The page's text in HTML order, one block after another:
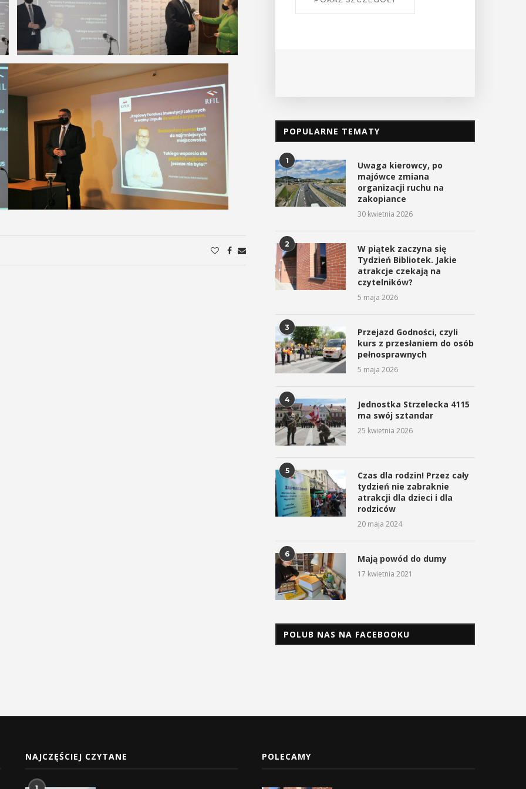
regionalizmy - małe ...
POKAŻ SZCZEGÓŁY
POPULARNE TEMATY
1
Uwaga kierowcy, po
majówce zmiana
organizacji ruchu na
zakopiance
30 kwietnia 2026
2
W piątek zaczyna się
Tydzień Bibliotek. Jakie
atrakcje czekają na
czytelników?
5 maja 2026
3
Przejazd Godności, czyli
kurs z przesłaniem do osób
pełnosprawnych
5 maja 2026
4
Jednostka Strzelecka 4115
ma swój sztandar
25 kwietnia 2026
5
Czas dla rodzin! Przez cały
tydzień nie zabraknie
atrakcji dla dzieci i dla
rodziców
20 maja 2024
6 Mają powód do dumy
17 kwietnia 2021
POLUB NAS NA FACEBOOKU
NAJCZĘŚCIEJ CZYTANE POLECAMY